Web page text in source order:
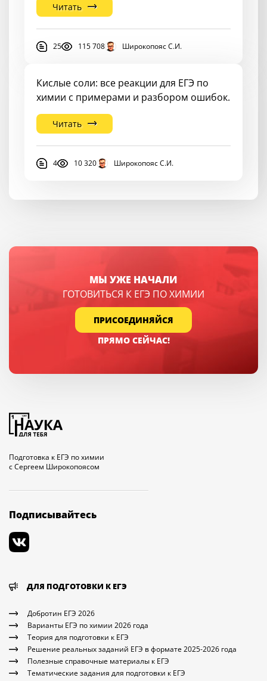
Читать
25 115 708 Широкопояс С.И.
Кислые соли: все реакции для ЕГЭ по
химии с примерами и разбором ошибок.
Читать
4 10 320 Широкопояс С.И.
МЫ УЖЕ НАЧАЛИ
ГОТОВИТЬСЯ К ЕГЭ ПО ХИМИИ
ПРИСОЕДИНЯЙСЯ
ПРЯМО СЕЙЧАС!
Подготовка к ЕГЭ по химии
с Сергеем Широкопоясом
Подписывайтесь
ДЛЯ ПОДГОТОВКИ К ЕГЭ
Добротин ЕГЭ 2026
Варианты ЕГЭ по химии 2026 года
Теория для подготовки к ЕГЭ
Решение реальных заданий ЕГЭ в формате 2025-2026 года
Полезные справочные материалы к ЕГЭ
Тематические задания для подготовки к ЕГЭ